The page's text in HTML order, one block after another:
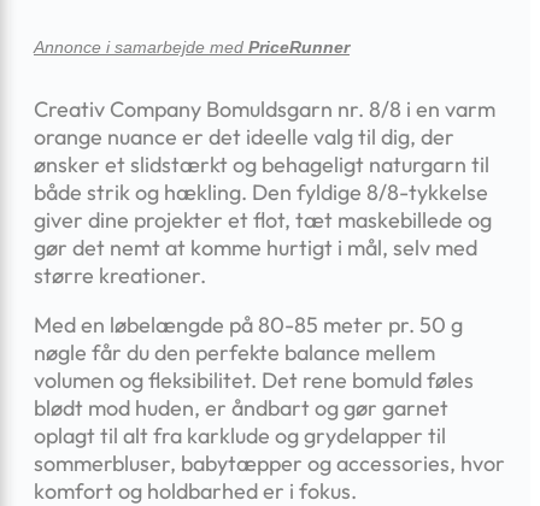
Annonce i samarbejde med PriceRunner
Creativ Company Bomuldsgarn nr. 8/8 i en varm
orange nuance er det ideelle valg til dig, der
ønsker et slidstærkt og behageligt naturgarn til
både strik og hækling. Den fyldige 8/8-tykkelse
giver dine projekter et flot, tæt maskebillede og
gør det nemt at komme hurtigt i mål, selv med
større kreationer.
Med en løbelængde på 80-85 meter pr. 50 g
nøgle får du den perfekte balance mellem
volumen og fleksibilitet. Det rene bomuld føles
blødt mod huden, er åndbart og gør garnet
oplagt til alt fra karklude og grydelapper til
sommerbluser, babytæpper og accessories, hvor
komfort og holdbarhed er i fokus.